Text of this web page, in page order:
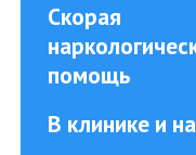
Скорая
помощь
В клинике и